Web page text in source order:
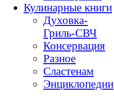
Кулинарные книги
Духовка-
Гриль-СВЧ
Консервация
Разное
Сластенам
Энциклопедии